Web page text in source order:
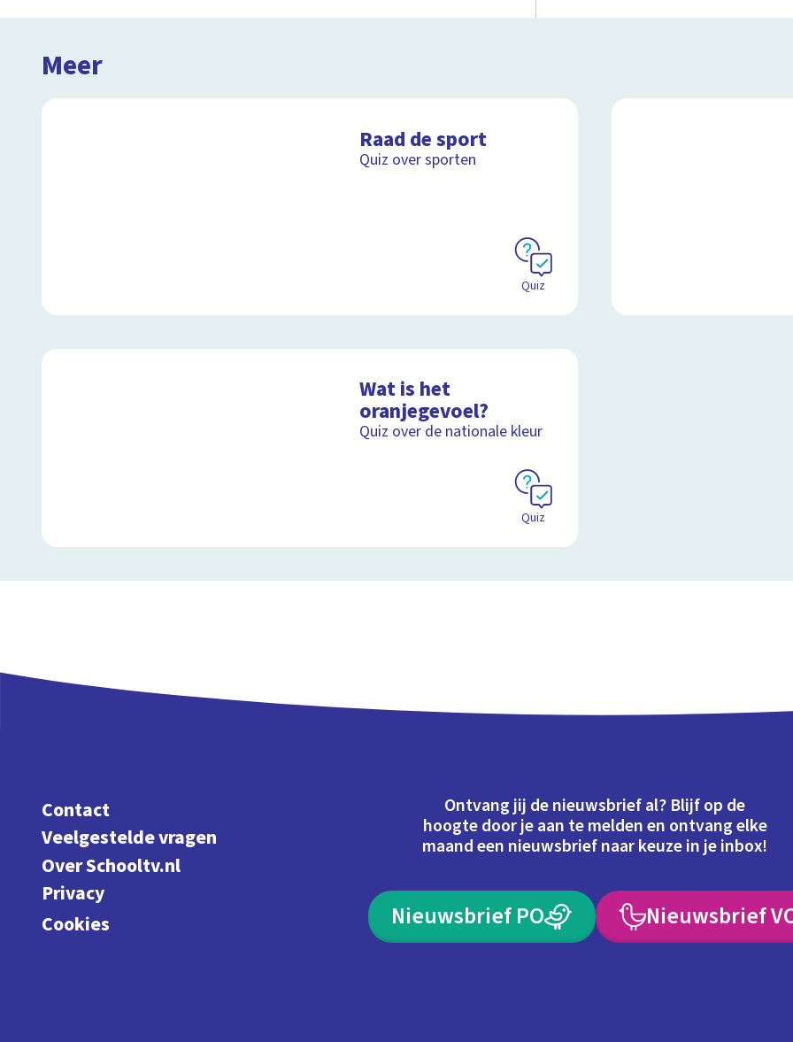
Meer
Raad de sport
Quiz over sporten
Quiz
Wat is het
oranjegevoel?
Quiz over de nationale kleur
Quiz
Contact
Veelgestelde vragen
Over Schooltv.nl
Privacy
Cookies
Ontvang jij de nieuwsbrief al? Blijf op de
hoogte door je aan te melden en ontvang elke
maand een nieuwsbrief naar keuze in je inbox!
Nieuwsbrief PO Nieuwsbrief